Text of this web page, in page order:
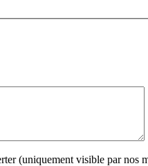
(uniquement visible par nos